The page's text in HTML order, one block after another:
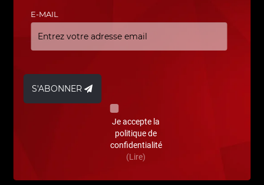
E-MAIL
S'ABONNER
Je accepte la
politique de
confidentialité
(Lire)